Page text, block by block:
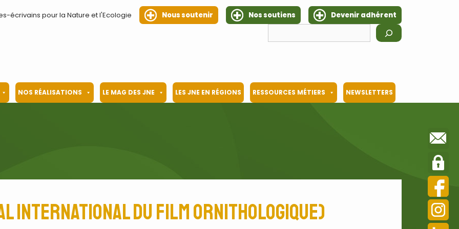
écrivains pour la Nature et l'Ecologie Nous soutenir Nos soutiens
Devenir adhérent
NOS RÉALISATIONS LE MAG DES JNE LES JNE EN RÉGIONS RESSOURCES MÉTIERS NEWSLETTERS
international du film ornithologique)